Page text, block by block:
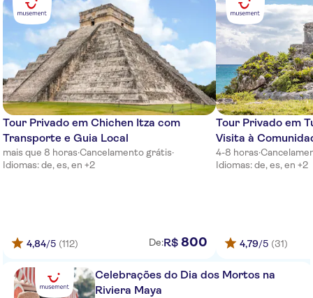
Collection
Marina El Cid Spa & Beach
Resort All Inclusive
Dreams Sands Cancun Resort
& Spa
The Hideaway at Royalton
Riviera Cancun
Hotel Riu Latino
TRS Coral Costa Mujeres
JW Marriott Cancun Resort &
Spa
Tour Privado em Chichen Itza com
Transporte e Guia Local
mais que 8 horas·Cancelamento grátis·
Idiomas: de, es, en +2
4,84/5 (112) De:R$ 800
Tour Privado em
Visita à
4-8 horas·
Idiomas: de, es, en +2
4,79/5 (31)
Celebrações do Dia dos Mortos na
Riviera Maya